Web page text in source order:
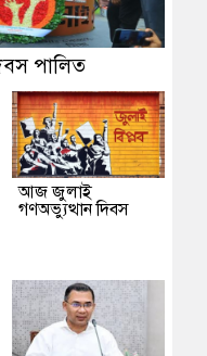
পালিত
আজ জুলাই
গণঅভ্যুত্থান দিবস